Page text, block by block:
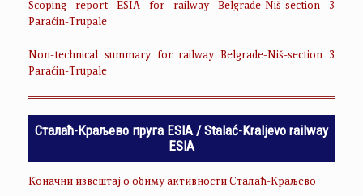
Scoping report ESIA for railway Belgrade-Niš-section 3
Paraćin-Trupale
Non-technical summary for railway Belgrade-Niš-section 3
Paraćin-Trupale
Сталаћ-Краљево пруга ESIA / Stalać-Kraljevo railway
ESIA
Коначни извештај о обиму активности Сталаћ-Краљево